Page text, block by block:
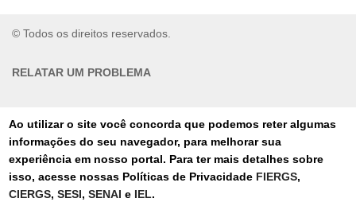
Ao utilizar o site você concorda que podemos reter algumas
informações do seu navegador, para melhorar sua
experiência em nosso portal. Para ter mais detalhes sobre
isso, acesse nossas Políticas de Privacidade FIERGS,
CIERGS,SESI,SENAIe IEL.
© Todos os direitos reservados.
RELATAR UM PROBLEMA
PORTAL DE COMPRAS
TERMOS DE USO